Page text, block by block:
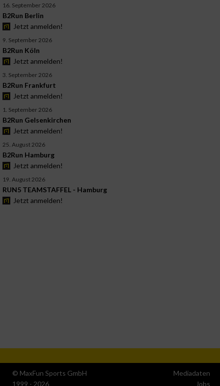
16. September 2026
B2Run Berlin
Jetzt anmelden!
9. September 2026
B2Run Köln
Jetzt anmelden!
3. September 2026
B2Run Frankfurt
Jetzt anmelden!
1. September 2026
B2Run Gelsenkirchen
Jetzt anmelden!
25. August 2026
B2Run Hamburg
Jetzt anmelden!
19. August 2026
RUN5 TEAMSTAFFEL - Hamburg
Jetzt anmelden!
© MaxFun Sports GmbH
1999 - 2026
Mediadaten
Jobs